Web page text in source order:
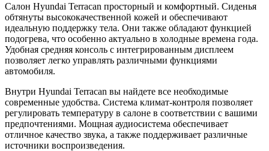
Салон Hyundai Terracan просторный и комфортный. Сиденья
обтянуты высококачественной кожей и обеспечивают
идеальную поддержку тела. Они также обладают функцией
подогрева, что особенно актуально в холодные времена года.
Удобная средняя консоль с интегрированным дисплеем
позволяет легко управлять различными функциями
автомобиля.
Внутри Hyundai Terracan вы найдете все необходимые
современные удобства. Система климат-контроля позволяет
регулировать температуру в салоне в соответствии с вашими
предпочтениями. Мощная аудиосистема обеспечивает
отличное качество звука, а также поддерживает различные
источники воспроизведения.